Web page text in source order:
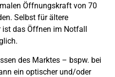
Öffnungskraft von 70
Selbst für ältere
das Öffnen im Notfall
des Marktes – bspw. bei
ein optischer und/oder